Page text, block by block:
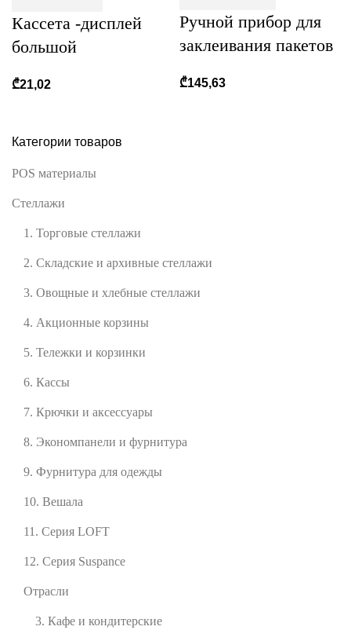
Категории товаров
POS материалы
Стеллажи
1. Торговые стеллажи
2. Складские и архивные стеллажи
3. Овощные и хлебные стеллажи
4. Акционные корзины
5. Тележки и корзинки
6. Кассы
7. Крючки и аксессуары
8. Экономпанели и фурнитура
9. Фурнитура для одежды
10. Вешала
11. Серия LOFT
12. Серия Suspance
Отрасли
3. Кафе и кондитерские
Кассета -дисплей
большой
₾21,02
Ручной прибор для
заклеивания пакетов
₾145,63